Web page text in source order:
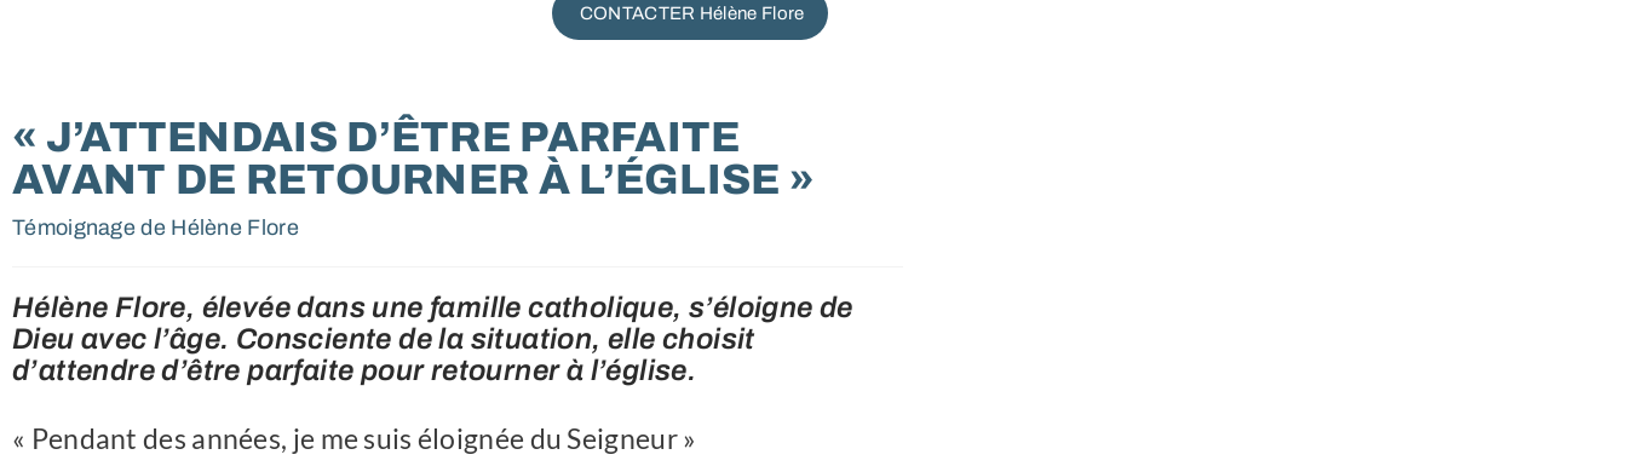
CONTACTER Hélène Flore
« J’ATTENDAIS D’ÊTRE PARFAITE
AVANT DE RETOURNER À L’ÉGLISE »
Témoignage de Hélène Flore
Hélène Flore, élevée dans une famille catholique, s’éloigne de
Dieu avec l’âge. Consciente de la situation, elle choisit
d’attendre d’être parfaite pour retourner à l’église.
« Pendant des années, je me suis éloignée du Seigneur »